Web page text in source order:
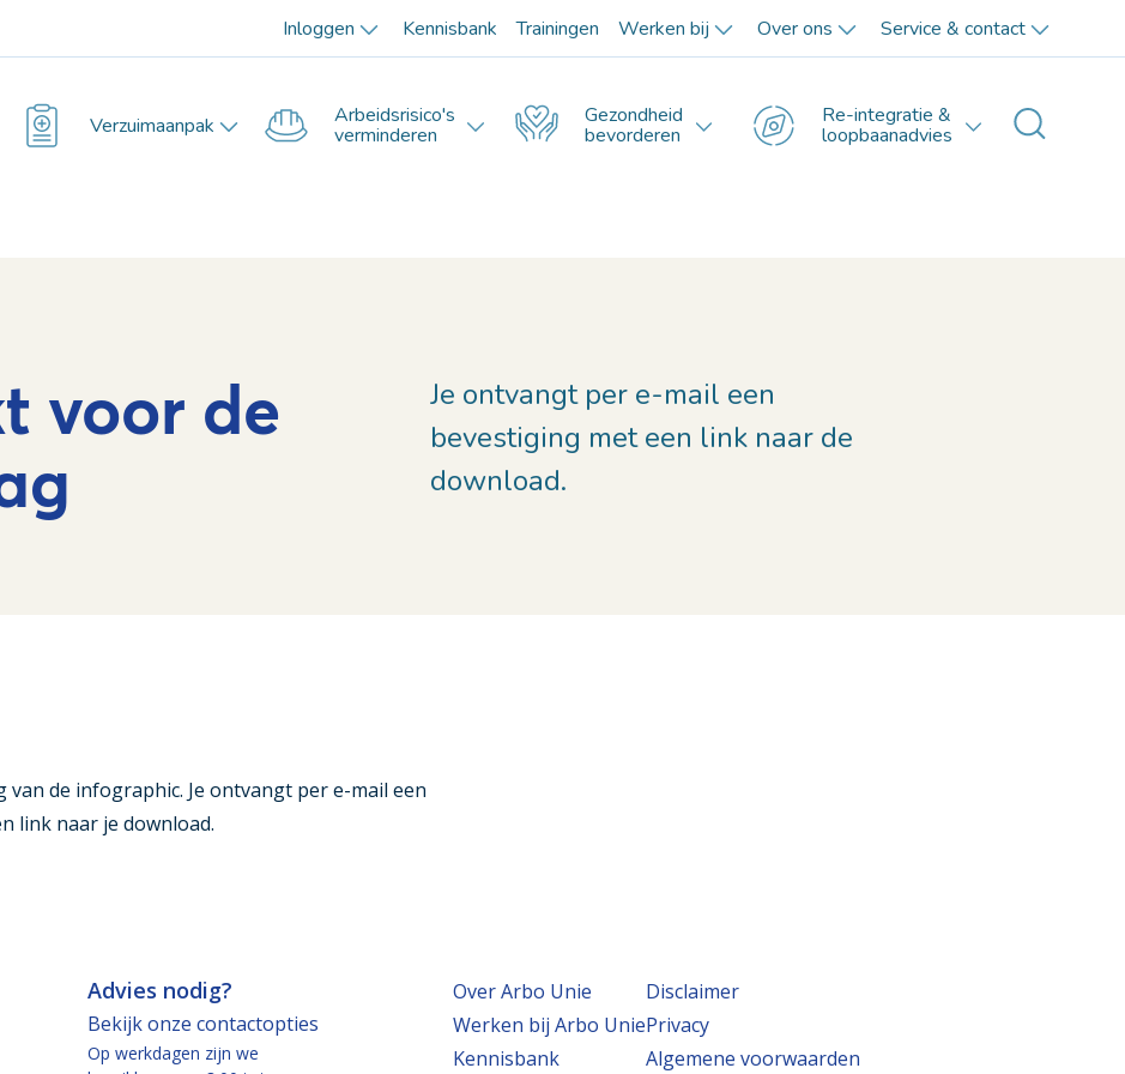
Inloggen Kennisbank Trainingen Werken bij Over ons Service & contact
Verzuimaanpak Arbeidsrisico's
verminderen
Gezondheid
bevorderen
Re-integratie &
loopbaanadvies
voor de
Je ontvangt per e-mail een
bevestiging met een link naar de
download.
van de infographic. Je ontvangt per e-mail een
link naar je download.
Advies nodig?
Bekijk onze contactopties
Op werkdagen zijn we
Over Arbo Unie
Werken bij Arbo Unie
Kennisbank
Disclaimer
Privacy
Algemene voorwaarden